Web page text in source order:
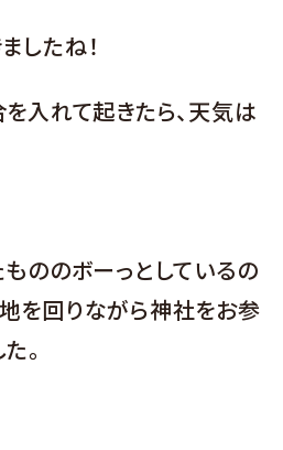
したね！
を入れて起きたら、天気は
もののボーっとしているの
を回りながら神社をお参
。